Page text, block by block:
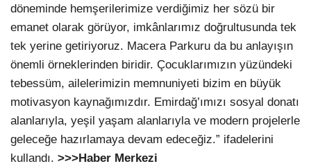
döneminde hemşerilerimize verdiğimiz her sözü bir
emanet olarak görüyor, imkânlarımız doğrultusunda tek
tek yerine getiriyoruz. Macera Parkuru da bu anlayışın
önemli örneklerinden biridir. Çocuklarımızın yüzündeki
tebessüm, ailelerimizin memnuniyeti bizim en büyük
motivasyon kaynağımızdır. Emirdağ’ımızı sosyal donatı
alanlarıyla, yeşil yaşam alanlarıyla ve modern projelerle
geleceğe hazırlamaya devam edeceğiz.” ifadelerini
kullandı. >>>Haber Merkezi